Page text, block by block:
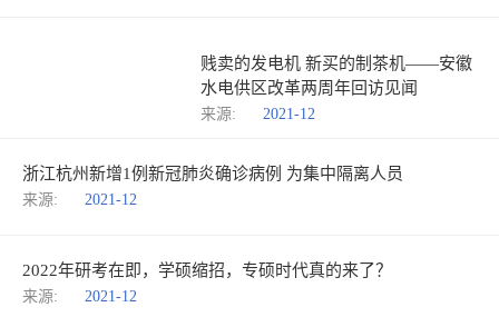
贱卖的发电机 新买的制茶机——安徽
水电供区改革两周年回访见闻
来源: 2021-12
浙江杭州新增1例新冠肺炎确诊病例 为集中隔离人员
来源: 2021-12
2022年研考在即，学硕缩招，专硕时代真的来了？
来源: 2021-12